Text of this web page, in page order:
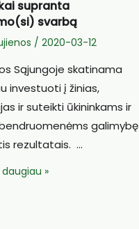
supranta
svarbą
/2020-03-12
Sąjungoje skatinama
investuoti į žinias,
ir suteikti ūkininkams ir
galimybę
rezultatais. …
»